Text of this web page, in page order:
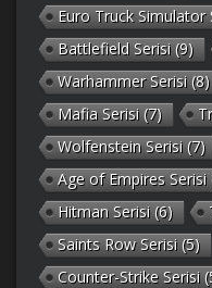
Euro Truck Simulator
Battlefield Serisi (9)
Warhammer Serisi (8)
Mafia Serisi (7)
Wolfenstein Serisi (7)
Age of Empires Serisi
Hitman Serisi (6)
Saints Row Serisi (5)
Counter-Strike Serisi